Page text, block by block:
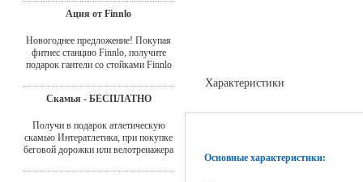
Ация от Finnlo
Новогоднее предложение! Покупая
фитнес станцию Finnlo, получите
подарок гантели со стойками Finnlo
Скамья - БЕСПЛАТНО
Получи в подарок атлетическую
скамью Интератлетика, при покупке
беговой дорожки или велотренажера
Характеристики
Основные характеристики: